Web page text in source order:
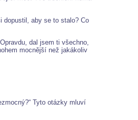
dopustil, aby se to stalo? Co
dal jsem ti všechno,
mocnější než jakákoliv
Tyto otázky mluví